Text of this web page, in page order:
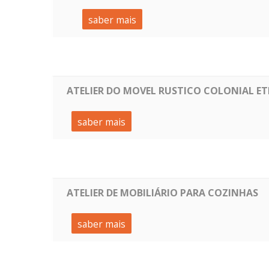
saber mais
ATELIER DO MOVEL RUSTICO COLONIAL
saber mais
ATELIER DE MOBILIÁRIO PARA COZINHAS
saber mais